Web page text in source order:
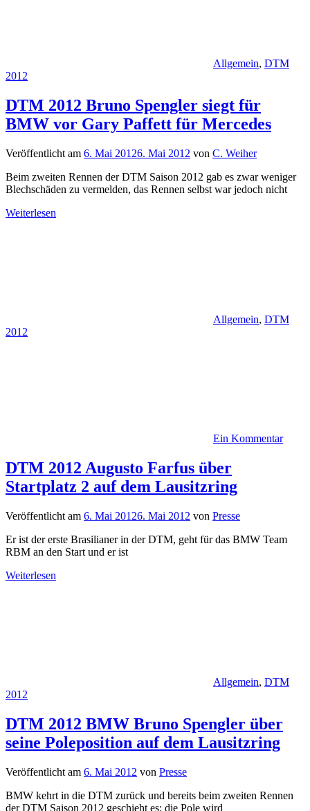
Allgemein, DTM
2012
DTM 2012 Bruno Spengler siegt für
BMW vor Gary Paffett für Mercedes
Veröffentlicht am 6. Mai 20126. Mai 2012 von C. Weiher
Beim zweiten Rennen der DTM Saison 2012 gab es zwar weniger
Blechschäden zu vermelden, das Rennen selbst war jedoch nicht
Weiterlesen
Allgemein, DTM
2012
Ein Kommentar
DTM 2012 Augusto Farfus über
Startplatz 2 auf dem Lausitzring
Veröffentlicht am 6. Mai 20126. Mai 2012 von Presse
Er ist der erste Brasilianer in der DTM, geht für das BMW Team
RBM an den Start und er ist
Weiterlesen
Allgemein, DTM
2012
DTM 2012 BMW Bruno Spengler über
seine Poleposition auf dem Lausitzring
Veröffentlicht am 6. Mai 2012 von Presse
BMW kehrt in die DTM zurück und bereits beim zweiten Rennen
der DTM Saison 2012 geschieht es: die Pole wird